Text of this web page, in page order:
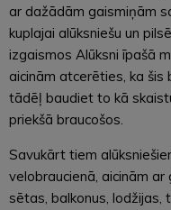
ar dažādām gaismiņām
kuplajai alūksniešu un
izgaismos Alūksni īpašā
aicinām atcerēties, ka šis
tādēļ baudiet to kā
priekšā braucošos.
Savukārt tiem
velobraucienā, aicinām
sētas, balkonus, lodžijas,